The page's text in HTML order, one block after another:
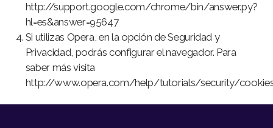
http://support.google.com/chrome/bin/answer.py?
hl=es&answer=95647
Si utilizas Opera, en la opción de Seguridad y
Privacidad, podrás configurar el navegador. Para
saber más visita
http://www.opera.com/help/tutorials/security/